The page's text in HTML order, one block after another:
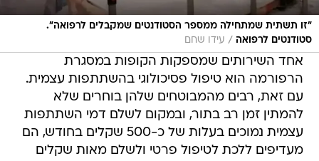
"זו תשתית שמתחילה ממספר הסטודנטים שמקבלים לרפואה".
סטודנטים לרפואה / עידו שחם
אחד השירותים שמספקות הקופות במסגרת
הרפורמה הוא טיפול פסיכולוגי בהשתתפות עצמית.
עם זאת, רבים מהמבוטחים שלהן בוחרים שלא
להמתין זמן רב בתור, ובמקום לשלם דמי השתתפות
עצמית נמוכים בעלות של כ-500 שקלים בחודש, הם
מעדיפים ללכת לטיפול פרטי ולשלם מאות שקלים